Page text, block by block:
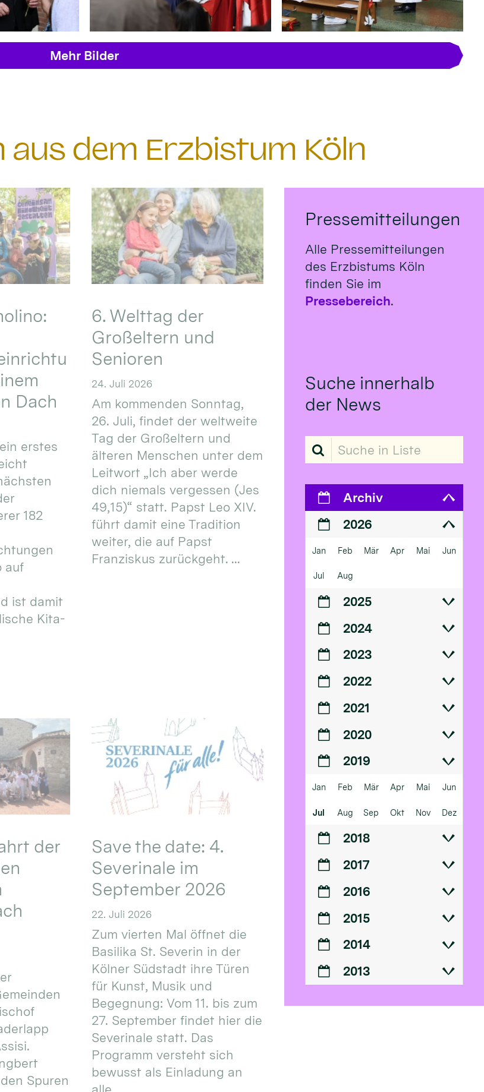
Mehr Bilder
dem Erzbistum Köln
Dach
erstes
182
auf
ist damit
Kita-
6. Welttag der
Großeltern und
Senioren
24. Juli 2026
Am kommenden Sonntag,
26. Juli, findet der weltweite
Tag der Großeltern und
älteren Menschen unter dem
Leitwort „Ich aber werde
dich niemals vergessen (Jes
49,15)“ statt. Papst Leo XIV.
führt damit eine Tradition
weiter, die auf Papst
Franziskus zurückgeht. ...
der
Spuren
Save the date: 4.
Severinale im
September 2026
22. Juli 2026
Zum vierten Mal öffnet die
Basilika St. Severin in der
Kölner Südstadt ihre Türen
für Kunst, Musik und
Begegnung: Vom 11. bis zum
27. September findet hier die
Severinale statt. Das
Programm versteht sich
bewusst als Einladung an
Pressemitteilungen
Alle Pressemitteilungen
des Erzbistums Köln
finden Sie im
Pressebereich.
Suche innerhalb
der News
Suche in Liste
Archiv
2026
Jan Feb Mär Apr Mai Jun
Jul Aug
2025
2024
2023
2022
2021
2020
2019
Jan Feb Mär Apr Mai Jun
Jul Aug Sep Okt Nov Dez
2018
2017
2016
2015
2014
2013